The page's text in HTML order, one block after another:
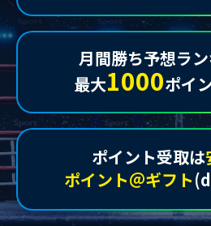
月間勝ち予想ラ
最大1000ポイ
ポイント受取は
ポイント＠ギフト